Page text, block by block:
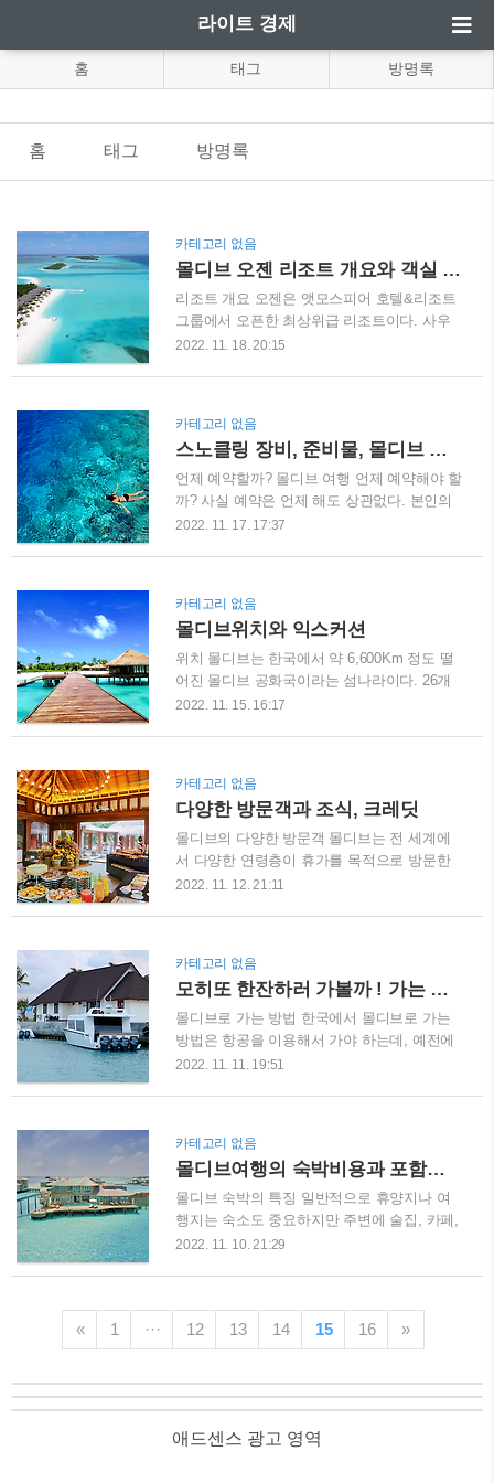
라이트 경제
홈 태그 방명록
홈 태그 방명록
카테고리 없음
몰디브 오젠 리조트 개요와 객실 그리고 M6m 레스토랑
리조트 개요 오젠은 앳모스피어 호텔&리조트
그룹에서 오픈한 최상위급 리조트이다. 사우
스 말레 아톨에 위치하고 있으며 스피드보트
이 리조트에 도착하는 순간 모든 스트레스를
잊게 해 준다. 럭셔리 리조트 중에는 가격대가
합리적이다. 신혼여행도 많이 가지만 가족여
행도 많이 오는 곳이다. 아시안들 보다는 유
럽, 미국에서 금전적으로 여유 있는 사람들이
에서 1회 석식을 제공해주고 모든 레스토랑 이
용과 미니바 2회 리필, 액티비티 3종도 제공한
다. 멋..
2022. 11. 18. 20:15
카테고리 없음
스노클링 장비, 준비물, 몰디브 예약시기
언제 예약할까? 몰디브 여행 언제 예약해야 할
까? 사실 예약은 언제 해도 상관없다. 본인의
휴가시즌에 맞춰서 미리 몇 개월 전에 하면 된
다. 먼저 가능한 휴가 날짜를 정하고 숙소 요
금을 체크한다. 11월부터 다음 해 4월까지는
성수기다. 성수기에는 비수기보다 요금이
30% 정도 인상된다. 매일 화창하고 비가 오지
않는 시즌이다. 요금 체크할 시 프라이빗을 중
구와 여행인지도 중요하다. 함께 여행할 사람
이 정해졌다면 아침식사만 포함할지 아침식
사, ..
2022. 11. 17. 17:37
카테고리 없음
몰디브위치와 익스커션
위치 몰디브는 한국에서 약 6,600Km 정도 떨
어진 몰디브 공화국이라는 섬나라이다. 26개
의 아톨과 1200개 정도의 섬으로 구성되어 있
이란 단어를 자주 보게 된다. 아톨이란 화산섬
에 산호가 자라고 섬이 내려앉으면서 남은 산
호초 군락과 산호초 섬을 의미한다. 거의 바닷
속에 잠겨 있어 바다 위로 보이는 부분은 얼마
되지 않는다. 그러나 그 규모가 워낙이 방대해
정구역이 정해져 있고 아톨 이름이 있다. 그래
서 각 섬의 개성이 다르고 섬에 리조..
2022. 11. 15. 16:17
카테고리 없음
다양한 방문객과 조식, 크레딧
몰디브의 다양한 방문객 몰디브는 전 세계에
서 다양한 연령층이 휴가를 목적으로 방문한
다. 한국에서 오는 방문객은 신혼여행이 가장
행객은 기본적으로 비용이 높다 보니 자주 방
문할 수 있는 여행지는 아니다. 해외에서는 유
명 영화배우, 백만장자들이 리조트를 통째로
빌려서 휴가를 즐기다 가는 경우도 있다. 한국
은 유명 연예인 커플 등이 다녀오면 해당 리조
슈발블랑, 2025년 개장 예정인 불가리의 리조
트 란푸 시 등 럭셔리 호텔들의 격전장이기도
한 몰디브는..
2022. 11. 12. 21:11
카테고리 없음
모히또 한잔하러 가볼까 ! 가는 방법과 교통, 입국 팁
몰디브로 가는 방법 한국에서 몰디브로 가는
방법은 항공을 이용해서 가야 하는데, 예전에
는 대한항공 직항 편이 있었다. 스리랑카 콜롬
을 맞춰서 각 항공사별로 체크하면 된다. 방콕
으로 들어가는 항공편은 많기 때문에 시간대
만 맞추면 된다. 항공 예약 앱이나 사이트들이
많아서 어렵지 않다. 방콕 경유 편, 싱가포르
를 경유해서 들어가는 싱가포르항공, 아부다
싱가포르, 아부다비, 카타르 도하 등에서 1박
이나 2박을 하면서 관광을 하고 몰디브로 이동
2022. 11. 11. 19:51
카테고리 없음
몰디브여행의 숙박비용과 포함사항
몰디브 숙박의 특징 일반적으로 휴양지나 여
행지는 숙소도 중요하지만 주변에 술집, 카페,
레스토랑 등 먹을거리가 중요하다. 또한 관광
적지에 대해 검색하고 가볼 만한 곳들을 검색
한다. 물론, 여행지의 교통도 함께 여행 관련
앱을 통해 미리 예약한다. 그러나 몰디브의 경
면 그곳에서 주욱 쉬다가 여행을 마무리해야
하고 맛있는 음식을 먹으면서 그동안의 스트
2022. 11. 10. 21:29
« 1 ··· 12 13 14 15 16 »
애드센스 광고 영역